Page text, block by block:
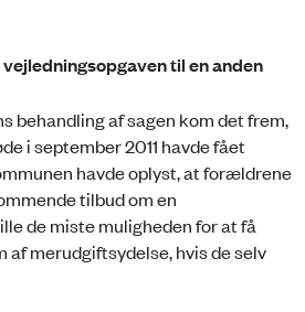
til en anden
behandling af sagen kom det frem,
i september 2011 havde fået
havde oplyst, at forældrene
tilbud om en
de miste muligheden for at få
merudgiftsydelse, hvis de selv